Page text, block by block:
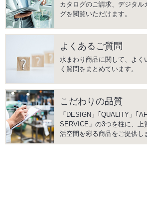
カタログのご請求、デジタル
グを閲覧いただけます。
よくあるご質問
水まわり商品に関して、よく
く質問をまとめています。
こだわりの品質
「DESIGN」｢QUALITY」｢
SERVICE」の3つを柱に、上
活空間を彩る商品をご提供し